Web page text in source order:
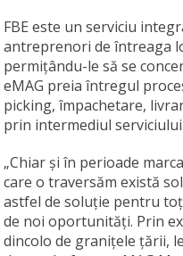
FBE este un serviciu
antreprenori de întreaga
permițându-le să se
eMAG preia întregul
picking, împachetare,
prin intermediul serviciului
„Chiar și în perioade
care o traversăm există
astfel de soluție pentru
de noi oportunități. Prin
dincolo de granițele țării,